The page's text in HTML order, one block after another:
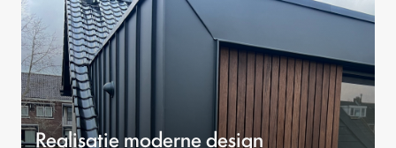
Realisatie moderne design